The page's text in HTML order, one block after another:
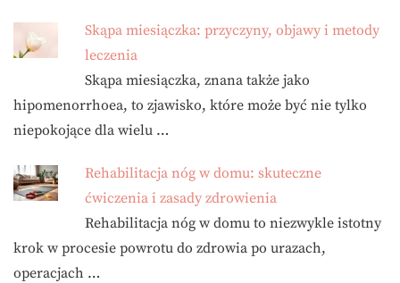
Skąpa miesiączka: przyczyny, objawy i metody
leczenia
Skąpa miesiączka, znana także jako
hipomenorrhoea, to zjawisko, które może być nie tylko
niepokojące dla wielu …
Rehabilitacja nóg w domu: skuteczne
ćwiczenia i zasady zdrowienia
Rehabilitacja nóg w domu to niezwykle istotny
krok w procesie powrotu do zdrowia po urazach,
operacjach …